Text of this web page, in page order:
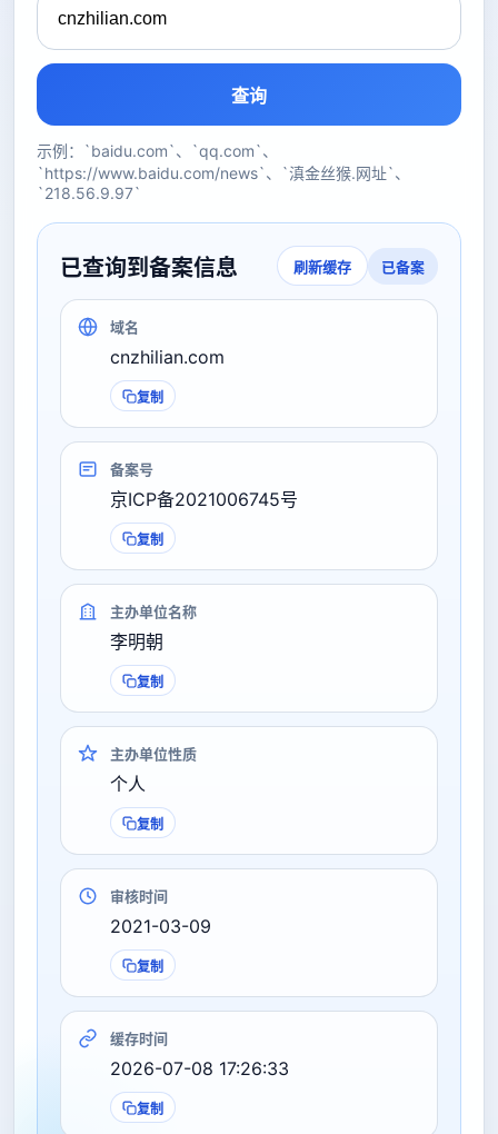
查询
示例：`baidu.com`、`qq.com`、
`https://www.baidu.com/news`、`滇金丝猴.网址`、
`218.56.9.97`
已查询到备案信息 刷新缓存 已备案
域名
cnzhilian.com
复制
备案号
京ICP备2021006745号
复制
主办单位名称
李明朝
复制
主办单位性质
个人
复制
审核时间
2021-03-09
复制
缓存时间
2026-07-08 17:26:33
复制